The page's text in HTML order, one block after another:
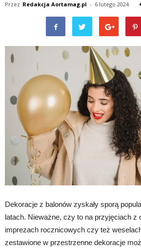
Przez Redakcja Aortamag.pl - 6 lutego 2024
Dekoracje z balonów zyskały sporą
latach. Nieważne, czy to na przyjęciach z
imprezach rocznicowych czy też
zestawione w przestrzenne dekoracje